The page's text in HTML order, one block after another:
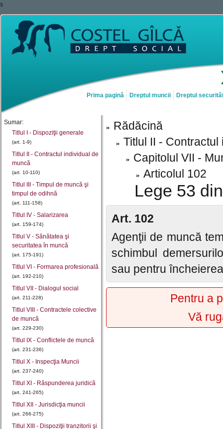
s
Prima pagină Dreptul muncii Dreptul
Sumar:
Titlul I - Dispoziţii generale
(art. 1-9)
Titlul II - Contractul individual de
muncă
(art. 10-110)
Titlul III - Timpul de muncă şi
timpul de odihnă
(art. 111-158)
Titlul IV - Salarizarea
(art. 159-174)
Titlul V - Sănătatea şi
securitatea în muncă
(art. 175-191)
Titlul VI - Formarea profesională
(art. 192-210)
Titlul VII - Dialogul social
(art. 211-228)
Titlul VIII - Contractele colective
de muncă
(art. 229-230)
Titlul IX - Conflictele de muncă
(art. 231-236)
Titlul X - Inspecţia Muncii
(art. 237-240)
Titlul XI - Răspunderea juridică
(art. 241-265)
Titlul XII - Jurisdicţia muncii
(art. 266-275)
Titlul XIII - Dispoziţii tranzitorii şi
Rădăcină
Titlul II -
Capitolul VII -
Articolul 102
Lege 53
Art. 102
Agenţii de muncă
schimbul
sau pentru
Pentru a
Vă